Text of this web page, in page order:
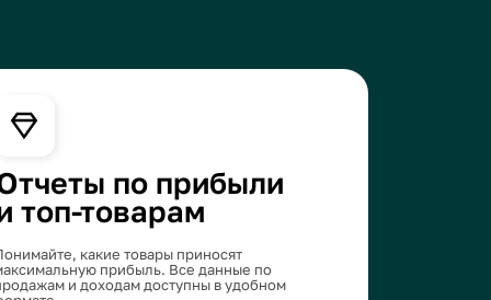
историей товаров: от
Система отслеживает
движения